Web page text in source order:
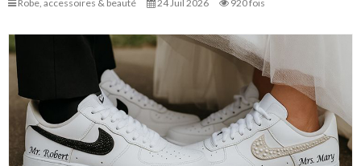
Robe, accessoires & beauté 24 Juil 2026 920 fois